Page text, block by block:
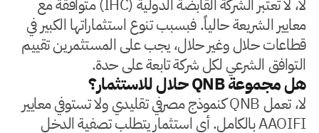
لا، لا تُعتبر الشركة القابضة الدولية (IHC) متوافقة مع
معايير الشريعة حالياً. فبسبب تنوع استثماراتها الكبير في
قطاعات حلال وغير حلال، يجب على المستثمرين تقييم
التوافق الشرعي لكل شركة تابعة على حدة.
هل مجموعة QNB حلال للاستثمار؟
لا، تعمل QNB كنموذج مصرفي تقليدي ولا تستوفي معايير
AAOIFI بالكامل. أي استثمار يتطلب تصفية الدخل